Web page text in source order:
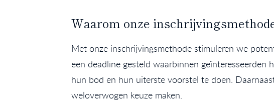
Waarom onze
Met onze inschrijvingsmethode stimuleren we
een deadline gesteld waarbinnen
hun bod en hun uiterste voorstel te doen.
weloverwogen keuze maken.